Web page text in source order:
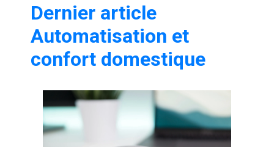
Dernier article
Automatisation et
confort domestique